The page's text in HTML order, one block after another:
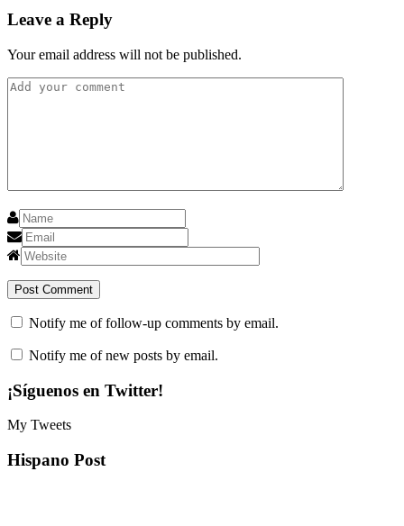
Leave a Reply
Your email address will not be published.
Notify me of follow-up comments by email.
Notify me of new posts by email.
¡Síguenos en Twitter!
My Tweets
Hispano Post